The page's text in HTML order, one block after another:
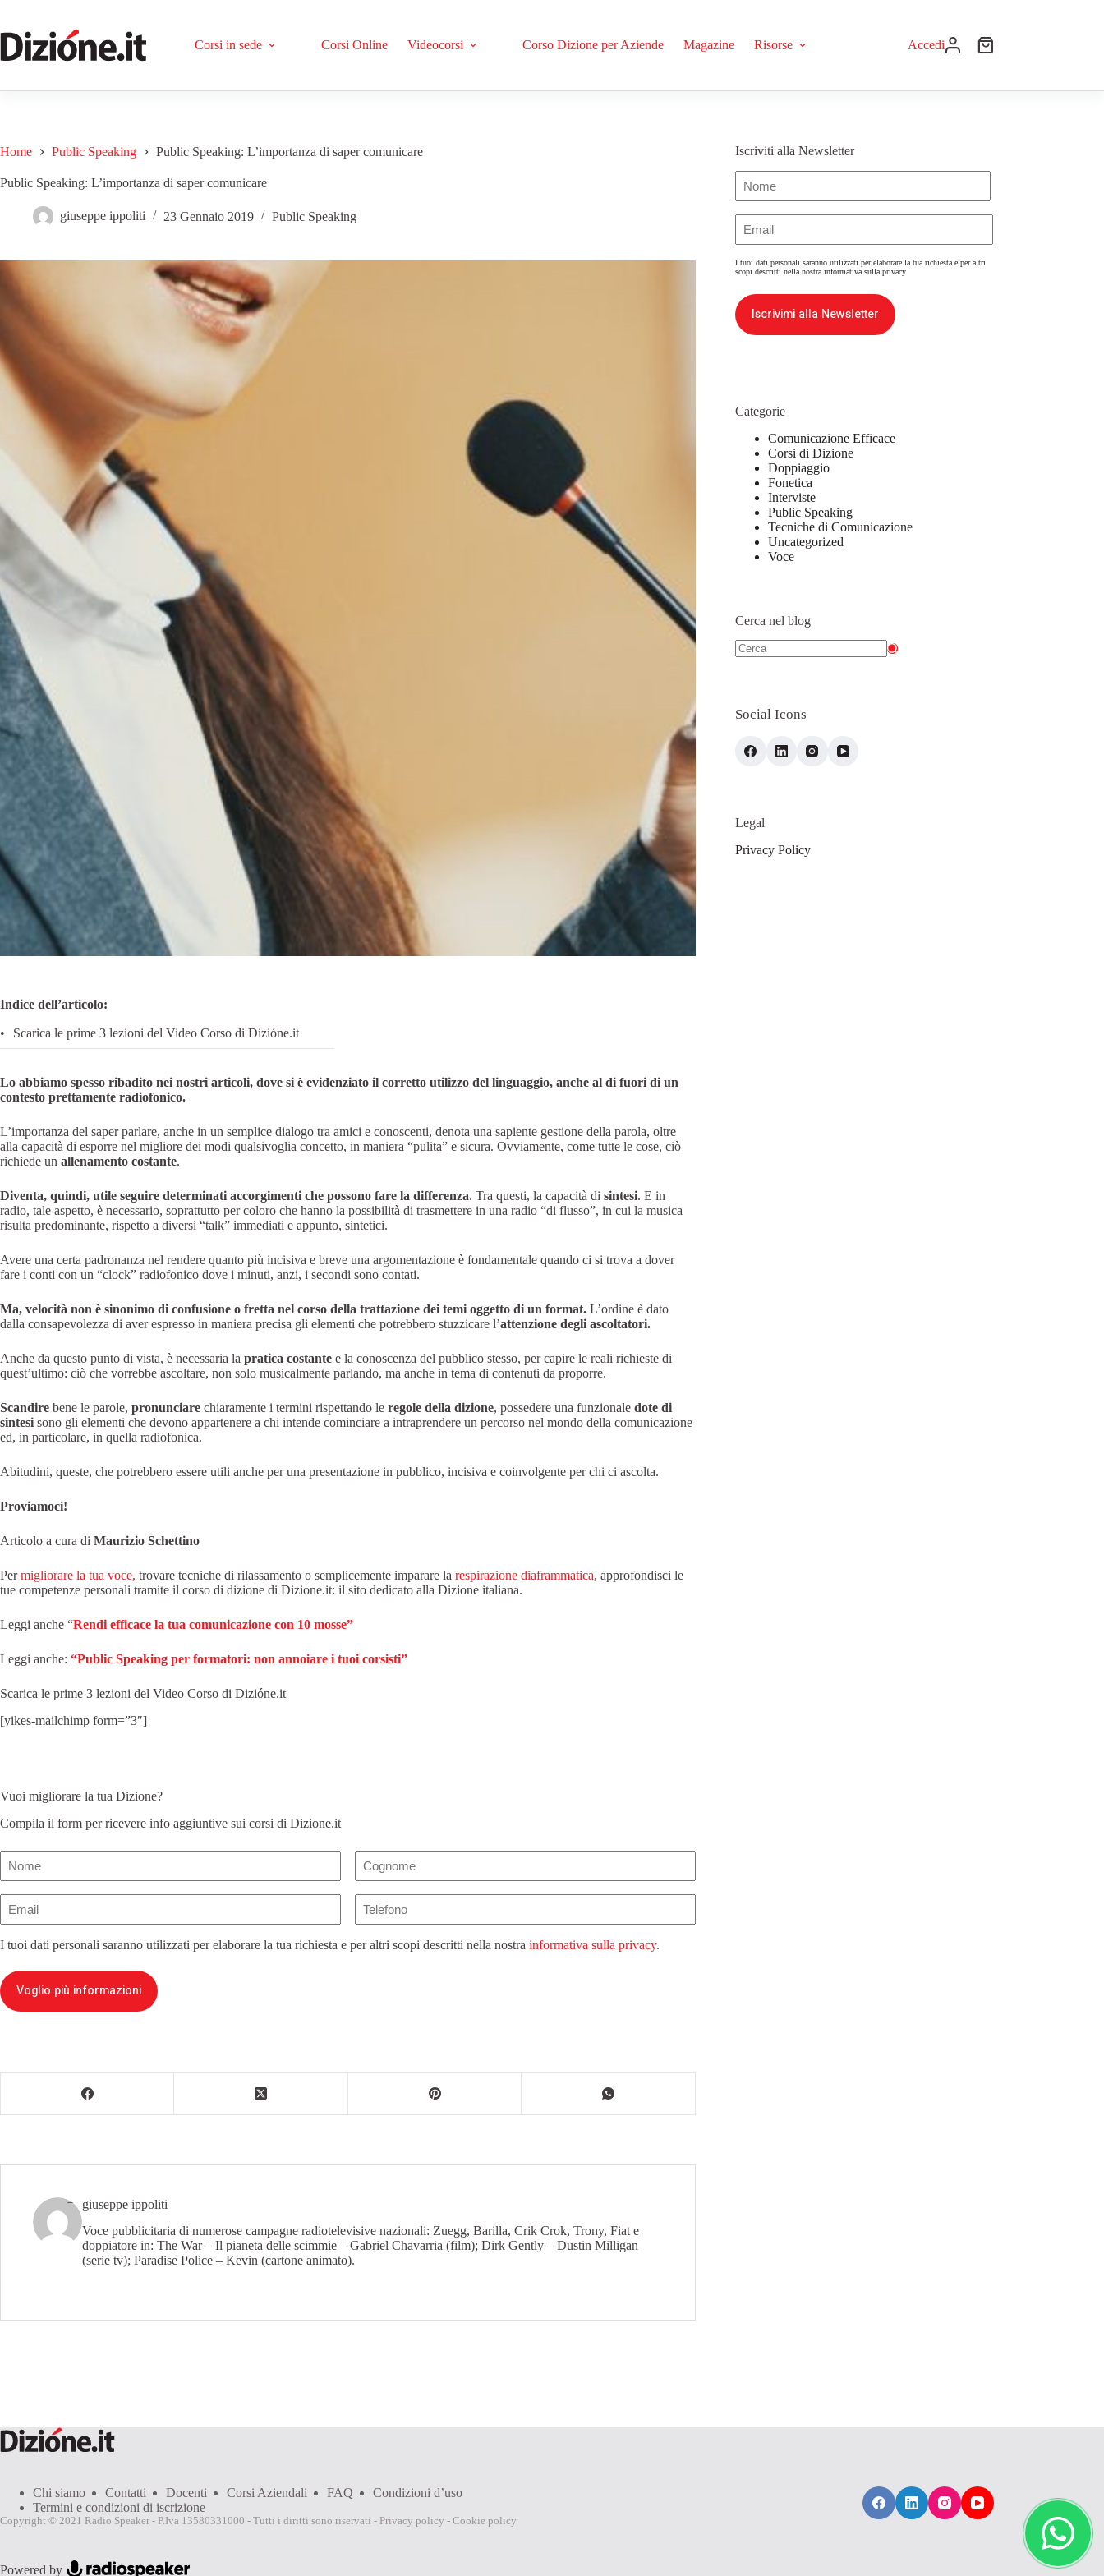
Corsi in sede Corsi Online Videocorsi Corso Dizione per Aziende Magazine Risorse Accedi
Home Public Speaking Public Speaking: L’importanza di saper comunicare
Public Speaking: L’importanza di saper comunicare
giuseppe ippoliti 23 Gennaio 2019 Public Speaking
Indice dell’articolo:
Scarica le prime 3 lezioni del Video Corso di Dizióne.it
Lo abbiamo spesso ribadito nei nostri articoli, dove si è evidenziato il corretto utilizzo del linguaggio, anche al di fuori di un
contesto prettamente radiofonico.
L’importanza del saper parlare, anche in un semplice dialogo tra amici e conoscenti, denota una sapiente gestione della parola, oltre
alla capacità di esporre nel migliore dei modi qualsivoglia concetto, in maniera “pulita” e sicura. Ovviamente, come tutte le cose, ciò
richiede un allenamento costante.
Diventa, quindi, utile seguire determinati accorgimenti che possono fare la differenza. Tra questi, la capacità di sintesi. E in
radio, tale aspetto, è necessario, soprattutto per coloro che hanno la possibilità di trasmettere in una radio “di flusso”, in cui la musica
risulta predominante, rispetto a diversi “talk” immediati e appunto, sintetici.
Avere una certa padronanza nel rendere quanto più incisiva e breve una argomentazione è fondamentale quando ci si trova a dover
fare i conti con un “clock” radiofonico dove i minuti, anzi, i secondi sono contati.
Ma, velocità non è sinonimo di confusione o fretta nel corso della trattazione dei temi oggetto di un format. L’ordine è dato
dalla consapevolezza di aver espresso in maniera precisa gli elementi che potrebbero stuzzicare l’attenzione degli ascoltatori.
Anche da questo punto di vista, è necessaria la pratica costante e la conoscenza del pubblico stesso, per capire le reali richieste di
quest’ultimo: ciò che vorrebbe ascoltare, non solo musicalmente parlando, ma anche in tema di contenuti da proporre.
Scandire bene le parole, pronunciare chiaramente i termini rispettando le regole della dizione, possedere una funzionale dote di
sintesi sono gli elementi che devono appartenere a chi intende cominciare a intraprendere un percorso nel mondo della comunicazione
ed, in particolare, in quella radiofonica.
Abitudini, queste, che potrebbero essere utili anche per una presentazione in pubblico, incisiva e coinvolgente per chi ci ascolta.
Proviamoci!
Articolo a cura di Maurizio Schettino
Permigliorare la tua voce, trovare tecniche di rilassamento o semplicemente imparare la respirazione diaframmatica, approfondisci le
tue competenze personali tramite il corso di dizione di Dizione.it: il sito dedicato alla Dizione italiana.
Leggi anche “Rendi efficace la tua comunicazione con 10 mosse”
Leggi anche: “Public Speaking per formatori: non annoiare i tuoi corsisti”
Scarica le prime 3 lezioni del Video Corso di Dizióne.it
[yikes-mailchimp form=”3″]
Vuoi migliorare la tua Dizione?
Compila il form per ricevere info aggiuntive sui corsi di Dizione.it
I tuoi dati personali saranno utilizzati per elaborare la tua richiesta e per altri scopi descritti nella nostra informativa sulla privacy.
Voglio più informazioni
giuseppe ippoliti
Voce pubblicitaria di numerose campagne radiotelevisive nazionali: Zuegg, Barilla, Crik Crok, Trony, Fiat e
doppiatore in: The War – Il pianeta delle scimmie – Gabriel Chavarria (film); Dirk Gently – Dustin Milligan
(serie tv); Paradise Police – Kevin (cartone animato).
Iscriviti alla Newsletter
I tuoi dati personali saranno utilizzati per elaborare la tua richiesta e per altri
scopi descritti nella nostrainformativa sulla privacy.
Iscrivimi alla Newsletter
Categorie
Comunicazione Efficace
Corsi di Dizione
Doppiaggio
Fonetica
Interviste
Public Speaking
Tecniche di Comunicazione
Uncategorized
Voce
Cerca nel blog
Social Icons
Legal
Privacy Policy
Chi siamo Contatti Docenti Corsi Aziendali FAQ
Condizioni d’uso
Termini e condizioni di iscrizione
Copyright © 2021 Radio Speaker - P.Iva 13580331000 - Tutti i diritti sono riservati - Privacy policy - Cookie policy
Powered by